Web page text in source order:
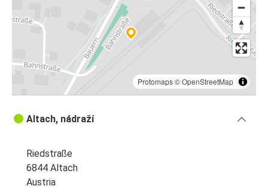
Protomaps©OpenStreetMap
Altach, nádraží
Riedstraße
6844 Altach
Austria